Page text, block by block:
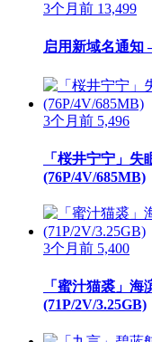
3个月前 13,499
启用新域名通知
3个月前 5,496
「桜井宁宁」失
(76P/4V/685MB)
3个月前 5,400
「蜜汁猫裘」
(71P/2V/3.25GB)